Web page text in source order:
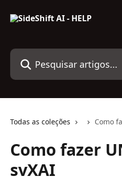
Pesquisar artigos...
Todas as coleções Como
Como fazer
svXAI